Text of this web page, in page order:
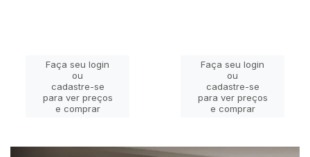
Faça seu login
ou
cadastre-se
para ver preços
e comprar
Faça seu login
ou
cadastre-se
para ver preços
e comprar